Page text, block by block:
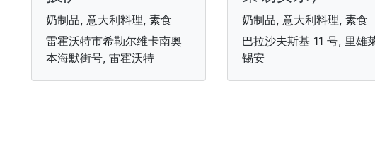
奶制品, 意大利料理, 素食
雷霍沃特市希勒尔维卡南奥
本海默街号, 雷霍沃特
奶制品, 意大利料理, 素食
巴拉沙夫斯基 11 号, 里雄
锡安